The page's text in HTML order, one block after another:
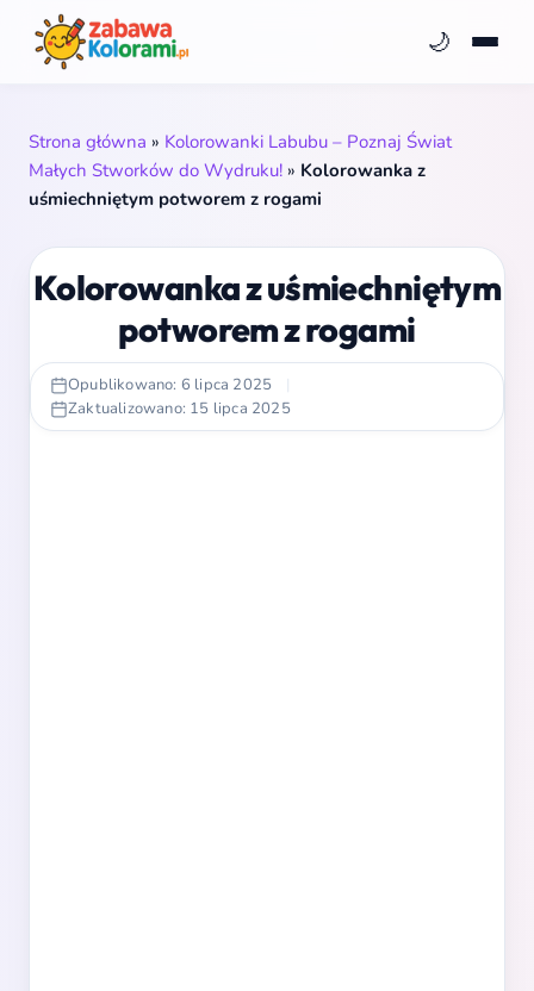
🌙
Strona główna » Kolorowanki Labubu – Poznaj Świat
Małych Stworków do Wydruku! » Kolorowanka z
uśmiechniętym potworem z rogami
Kolorowanka z uśmiechniętym
potworem z rogami
Opublikowano: 6 lipca 2025
|
Zaktualizowano: 15 lipca 2025